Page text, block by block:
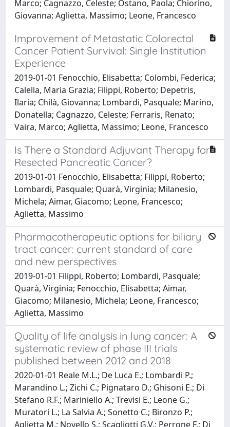
Marco; Cagnazzo, Celeste; Ostano, Paola; Chiorino,
Giovanna; Aglietta, Massimo; Leone, Francesco
Improvement of Metastatic Colorectal
Cancer Patient Survival: Single Institution
Experience
2019-01-01 Fenocchio, Elisabetta; Colombi, Federica;
Calella, Maria Grazia; Filippi, Roberto; Depetris,
Ilaria; Chilà, Giovanna; Lombardi, Pasquale; Marino,
Donatella; Cagnazzo, Celeste; Ferraris, Renato;
Vaira, Marco; Aglietta, Massimo; Leone, Francesco
Is There a Standard Adjuvant Therapy for
Resected Pancreatic Cancer?
2019-01-01 Fenocchio, Elisabetta; Filippi, Roberto;
Lombardi, Pasquale; Quarà, Virginia; Milanesio,
Michela; Aimar, Giacomo; Leone, Francesco;
Aglietta, Massimo
Pharmacotherapeutic options for biliary
tract cancer: current standard of care
and new perspectives
2019-01-01 Filippi, Roberto; Lombardi, Pasquale;
Quarà, Virginia; Fenocchio, Elisabetta; Aimar,
Giacomo; Milanesio, Michela; Leone, Francesco;
Aglietta, Massimo
Quality of life analysis in lung cancer: A
systematic review of phase III trials
published between 2012 and 2018
2020-01-01 Reale M.L.; De Luca E.; Lombardi P.;
Marandino L.; Zichi C.; Pignataro D.; Ghisoni E.; Di
Stefano R.F.; Mariniello A.; Trevisi E.; Leone G.;
Muratori L.; La Salvia A.; Sonetto C.; Bironzo P.;
Aglietta M.; Novello S.; Scagliotti G.V.; Perrone F.; Di